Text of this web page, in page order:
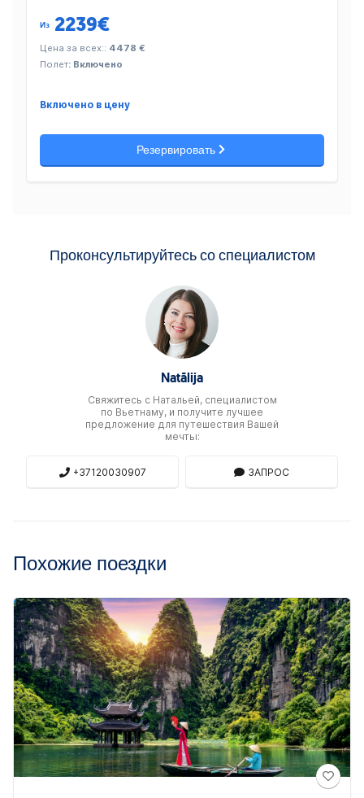
Из 2239€
Цена за всех:: 4478 €
Полет: Включено
Включено в цену
Резервировать
Проконсультируйтесь со специалистом
Natālija
Свяжитесь c Натальей, специалистом
по Вьетнаму, и получите лучшее
предложение для путешествия Вашей
мечты:
+37120030907 ЗАПРОС
Похожие поездки